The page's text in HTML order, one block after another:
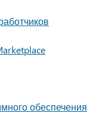
обеспечения